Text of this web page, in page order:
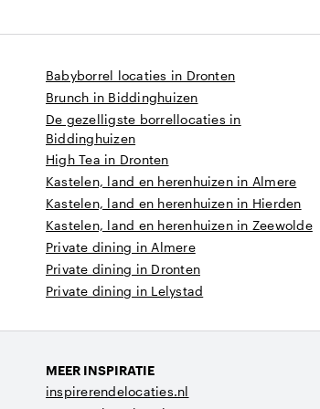
Babyborrel locaties in Dronten
Brunch in Biddinghuizen
De gezelligste borrellocaties in
Biddinghuizen
High Tea in Dronten
Kastelen, land en herenhuizen in Almere
Kastelen, land en herenhuizen in Hierden
Kastelen, land en herenhuizen in Zeewolde
Private dining in Almere
Private dining in Dronten
Private dining in Lelystad
MEER INSPIRATIE
inspirerendelocaties.nl